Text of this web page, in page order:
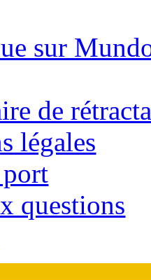
sur
de
légales
questions